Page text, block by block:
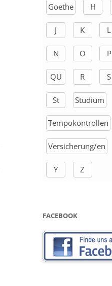
Goethe H
J K L
N O P
QU R S
St Studium
Tempokontrollen
Versicherung/en
Y Z
FACEBOOK